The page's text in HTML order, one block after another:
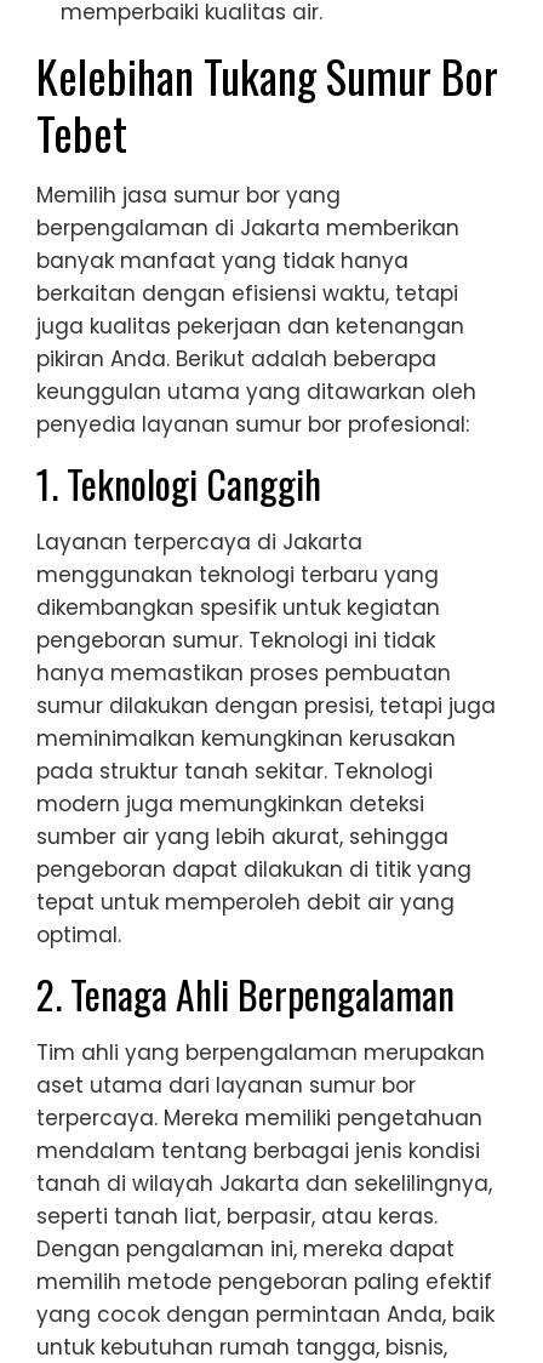
memperbaiki kualitas air.
Kelebihan Tukang Sumur Bor
Tebet
Memilih jasa sumur bor yang
berpengalaman di Jakarta memberikan
banyak manfaat yang tidak hanya
berkaitan dengan efisiensi waktu, tetapi
juga kualitas pekerjaan dan ketenangan
pikiran Anda. Berikut adalah beberapa
keunggulan utama yang ditawarkan oleh
penyedia layanan sumur bor profesional:
1. Teknologi Canggih
Layanan terpercaya di Jakarta
menggunakan teknologi terbaru yang
dikembangkan spesifik untuk kegiatan
pengeboran sumur. Teknologi ini tidak
hanya memastikan proses pembuatan
sumur dilakukan dengan presisi, tetapi juga
meminimalkan kemungkinan kerusakan
pada struktur tanah sekitar. Teknologi
modern juga memungkinkan deteksi
sumber air yang lebih akurat, sehingga
pengeboran dapat dilakukan di titik yang
tepat untuk memperoleh debit air yang
optimal.
2. Tenaga Ahli Berpengalaman
Tim ahli yang berpengalaman merupakan
aset utama dari layanan sumur bor
terpercaya. Mereka memiliki pengetahuan
mendalam tentang berbagai jenis kondisi
tanah di wilayah Jakarta dan sekelilingnya,
seperti tanah liat, berpasir, atau keras.
Dengan pengalaman ini, mereka dapat
memilih metode pengeboran paling efektif
yang cocok dengan permintaan Anda, baik
untuk kebutuhan rumah tangga, bisnis,